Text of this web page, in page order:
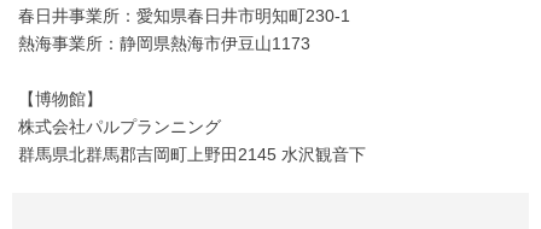
春日井事業所：愛知県春日井市明知町230-1
熱海事業所：静岡県熱海市伊豆山1173
【博物館】
株式会社パルプランニング
群馬県北群馬郡吉岡町上野田2145 水沢観音下